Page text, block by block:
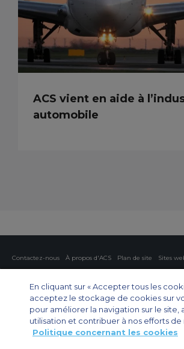
ACS vient en aide à
automobile
Contactez-nous À propos d'ACS Plan de site Sites
Paramètres des cookies
Affrètement privé
Affrètement commercial
Guide des avions
Private Charter App
En cliquant sur « Accepter tous les
acceptez le stockage de cookies sur
pour améliorer la navigation sur le site,
utilisation et contribuer à nos efforts de
Politique concernant les cookies